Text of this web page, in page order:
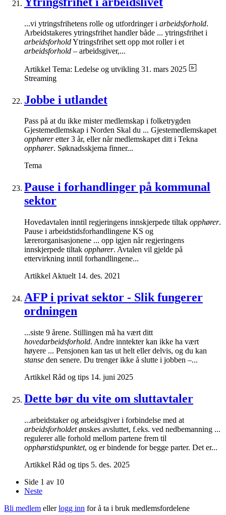
...vi ytringsfrihetens rolle og utfordringer i arbeidsforhold.
Arbeidstakeres ytringsfrihet handler både ... ytringsfrihet i
arbeidsforholdYtringsfrihet sett opp mot roller i et
arbeidsforhold – arbeidsgiver,...
Artikkel Tema: Ledelse og utvikling 31. mars 2025
Streaming
Jobbe i utlandet
Pass på at du ikke mister medlemskap i folketrygden
Gjestemedlemskap i Norden Skal du ... Gjestemedlemskapet
opphøreretter 3 år, eller når medlemskapet ditt i Tekna
opphører. Søknadsskjema finner...
Tema
Pause i forhandlinger på kommunal
sektor
Hovedavtalen inntil regjeringens innskjerpede tiltak opphører.
Pause i arbeidstidsforhandlingene KS og
lærerorganisasjonene ... opp igjen når regjeringens
innskjerpede tiltak opphører. Avtalen vil gjelde på
ettervirkning inntil forhandlingene...
Artikkel Aktuelt 14. des. 2021
AFP i privat sektor - Slik fungerer
ordningen
...siste 9 årene. Stillingen må ha vært ditt
hovedarbeidsforhold. Andre inntekter kan ikke ha vært
høyere ... Pensjonen kan tas ut helt eller delvis, og du kan
stanse den senere. Du trenger ikke å slutte i jobben –...
Artikkel Råd og tips 14. juni 2025
Dette bør du vite om sluttavtaler
...arbeidstaker og arbeidsgiver i forbindelse med at
arbeidsforholdetønskes avsluttet, f.eks. ved nedbemanning ...
regulerer alle forhold mellom partene frem til
opphørstidspunktet, og er bindende for begge parter. Det er...
Artikkel Råd og tips 5. des. 2025
Side 1 av 10
Neste
Bli medlem ellerlogg inn for å ta i bruk medlemsfordelene